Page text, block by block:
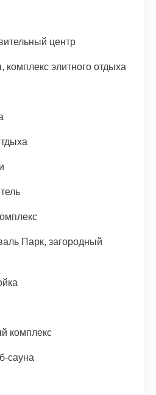
центр
комплекс элитного отдыха
Парк, загородный
комплекс
сауна